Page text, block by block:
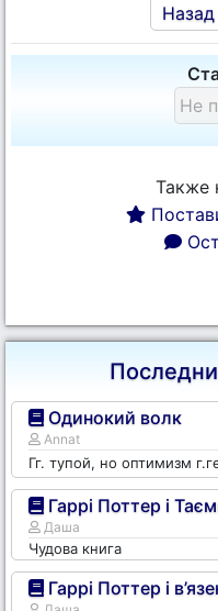
Назад
Также
Одинокий волк
Annat
Гг. тупой, но оптимизм
Гаррі Поттер і
Даша
Чудова книга
Гаррі Поттер і